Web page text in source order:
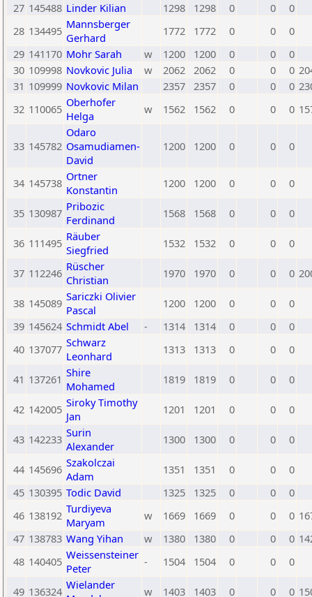
27 145488 Linder Kilian 1298 1298 0 0
0
28 134495 Mannsberger
Gerhard
1772 1772 0 0
0
29 141170 Mohr Sarah w 1200 1200 0 0
0
30 109998 Novkovic Julia w 2062 2062 0 0 0
31 109999 Novkovic Milan 2357 2357 0 0 0
32 110065 Oberhofer
Helga
w 1562 1562 0 0 0
33 145782
Odaro
Osamudiamen-
David
1200 1200 0 0 0
34 145738 Ortner
Konstantin
1200 1200 0 0 0
35 130987 Pribozic
Ferdinand
1568 1568 0 0 0
36 111495 Räuber
Siegfried
1532 1532 0 0 0
37 112246 Rüscher
Christian
1970 1970 0 0 0
38 145089 Sariczki Olivier
Pascal
1200 1200 0 0
0
39 145624 Schmidt Abel - 1314 1314 0 0
0
40 137077 Schwarz
Leonhard
1313 1313 0 0 0
41 137261 Shire
Mohamed
1819 1819 0 0 0
42 142005 Siroky Timothy
Jan
1201 1201 0 0 0
43 142233 Surin
Alexander
1300 1300 0 0 0
44 145696 Szakolczai
Adam
1351 1351 0 0
0
45 130395 Todic David 1325 1325 0 0
0
46 138192 Turdiyeva
Maryam
w 1669 1669 0 0 0
47 138783 Wang Yihan w 1380 1380 0 0 0
48 140405 Weissensteiner
Peter
- 1504 1504 0 0 0
49 136324 Wielander
w 1403 1403 0 0 0